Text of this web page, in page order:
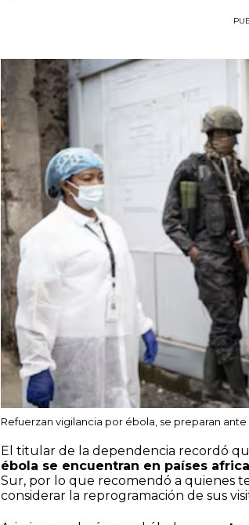
Refuerzan vigilancia por ébola, se preparan
El titular de la dependencia recordó
ébola se encuentran en países
Sur, por lo que recomendó a quienes
considerar la reprogramación de sus